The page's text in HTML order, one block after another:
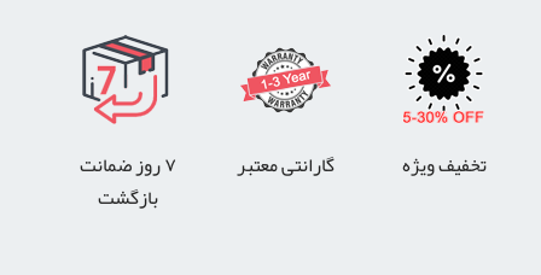
تخفیف ویژه گارانتی معتبر
۷ روز ضمانت
بازگشت